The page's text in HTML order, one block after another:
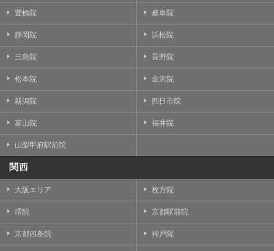
豊橋院 岐阜院
静岡院 浜松院
三島院 長野院
松本院 金沢院
新潟院 四日市院
富山院 福井院
山梨甲府駅前院
関西
大阪エリア 枚方院
堺院 京都駅前院
京都四条院 神戸院